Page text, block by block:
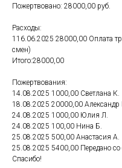
Пожертвовано: 28000,00 руб.
Расходы:
116.06.2025 28000,00 Оплата
смен)
Итого:28000,00
Пожертвования:
14.08.2025 1000,00 Светлана К.
18.08.2025 20000,00
24.08.2025 1000,00 Юлия Л.
24.08.2025 100,00 Нина Б.
25.08.2025 500,00 Анастасия А.
25.08.2025 5400,00 Передано
Спасибо!